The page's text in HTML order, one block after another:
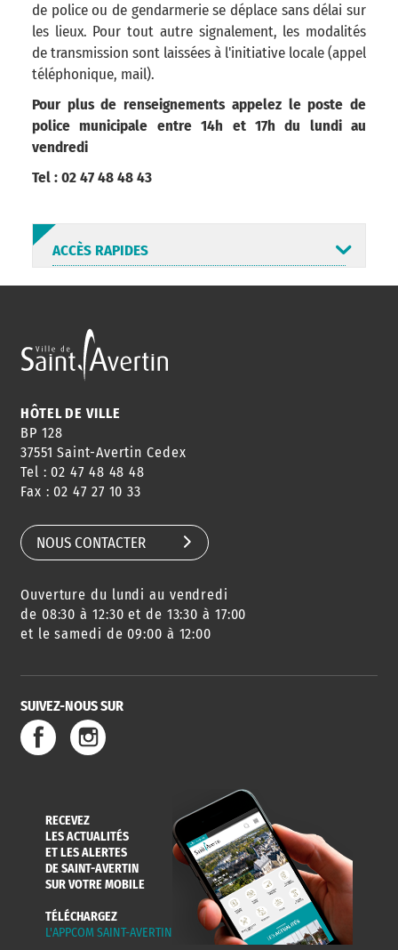
de police ou de gendarmerie se déplace sans délai sur
les lieux. Pour tout autre signalement, les modalités
de transmission sont laissées à l'initiative locale (appel
téléphonique, mail).
Pour plus de renseignements appelez le poste de
police municipale entre 14h et 17h du lundi au
vendredi
Tel : 02 47 48 48 43
ACCÈS RAPIDES
ANNUAIRE
HORAIRES
CONSEILS
DE QUARTIER
AGENDA
DES SORTIES
URBANISME
SERVICE
DE L'EAU
HÔTEL DE VILLE
BP 128
37551 Saint-Avertin Cedex
Tel : 02 47 48 48 48
Fax : 02 47 27 10 33
NOUS CONTACTER
Ouverture du lundi au vendredi
de 08:30 à 12:30 et de 13:30 à 17:00
et le samedi de 09:00 à 12:00
SUIVEZ-NOUS SUR
RECEVEZ
LES ACTUALITÉS
ET LES ALERTES
DE SAINT-AVERTIN
SUR VOTRE MOBILE
TÉLÉCHARGEZ
L'APPCOM SAINT-AVERTIN